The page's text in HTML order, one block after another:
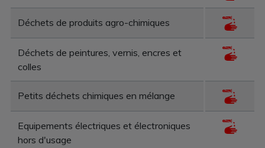
Déchets de produits agro-chimiques
Déchets de peintures, vernis, encres et
colles
Petits déchets chimiques en mélange
Equipements électriques et électroniques
hors d'usage